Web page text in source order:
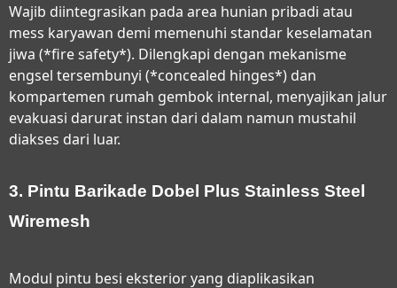
Wajib diintegrasikan pada area hunian pribadi atau
mess karyawan demi memenuhi standar keselamatan
jiwa (*fire safety*). Dilengkapi dengan mekanisme
engsel tersembunyi (*concealed hinges*) dan
kompartemen rumah gembok internal, menyajikan jalur
evakuasi darurat instan dari dalam namun mustahil
diakses dari luar.
3. Pintu Barikade Dobel Plus Stainless Steel
Wiremesh
Modul pintu besi eksterior yang diaplikasikan